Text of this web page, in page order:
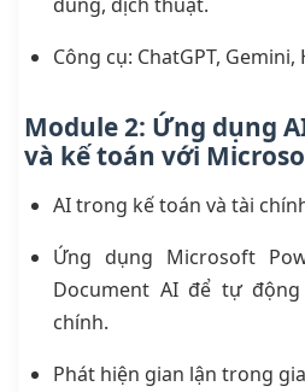
Công cụ: ChatGPT,
Module 2: Ứng dụng
và kế toán với
AI trong kế toán và tài
Ứng dụng Microsoft
Document AI để tự
chính.
Phát hiện gian lận trong